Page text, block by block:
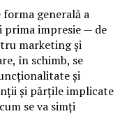
generală a
impresie — de
marketing și
în schimb, se
și
și părțile implicate
se va simți